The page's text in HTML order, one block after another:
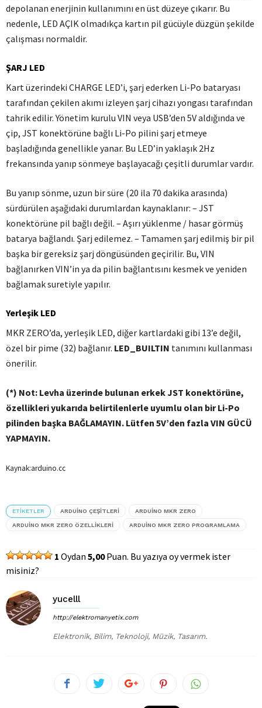
depolanan enerjinin kullanımını en üst düzeye çıkarır. Bu
nedenle, LED AÇIK olmadıkça kartın pil gücüyle düzgün şekilde
çalışması normaldir.
ŞARJ LED
Kart üzerindeki CHARGE LED’i, şarj ederken Li-Po bataryası
tarafından çekilen akımı izleyen şarj cihazı yongası tarafından
tahrik edilir. Yönetim kurulu VIN veya USB’den 5V aldığında ve
çip, JST konektörüne bağlı Li-Po pilini şarj etmeye
başladığında genellikle yanar. Bu LED’in yaklaşık 2Hz
frekansında yanıp sönmeye başlayacağı çeşitli durumlar vardır.
Bu yanıp sönme, uzun bir süre (20 ila 70 dakika arasında)
sürdürülen aşağıdaki durumlardan kaynaklanır: – JST
konektörüne pil bağlı değil. – Aşırı yüklenme / hasar görmüş
batarya bağlandı. Şarj edilemez. – Tamamen şarj edilmiş bir pil
başka bir gereksiz şarj döngüsünden geçirilir. Bu, VIN
bağlanırken VIN’in ya da pilin bağlantısını kesmek ve yeniden
bağlamak suretiyle yapılır.
Yerleşik LED
MKR ZERO’da, yerleşik LED, diğer kartlardaki gibi 13’e değil,
özel bir pime (32) bağlanır. LED_BUILTIN tanımını kullanması
önerilir.
(*) Not: Levha üzerinde bulunan erkek JST konektörüne,
özellikleri yukarıda belirtilenlerle uyumlu olan bir Li-Po
pilinden başka BAĞLAMAYIN. Lütfen 5V’den fazla VIN GÜCÜ
YAPMAYIN.
Kaynak:arduino.cc
ETIKETLER ARDUINO ÇEŞITLERI ARDUINO MKR ZERO
ARDUINO MKR ZERO ÖZELLIKLERI ARDUINO MKR ZERO PROGRAMLAMA
1 Oydan 5,00Puan. Bu yazıya oy vermek ister
misiniz?
yucelll
http://elektromanyetix.com
Elektronik, Bilim, Teknoloji, Müzik, Tasarım.